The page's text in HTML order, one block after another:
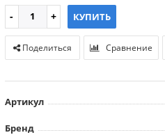
КУПИТЬ
Поделиться Сравнение
Артикул
Бренд